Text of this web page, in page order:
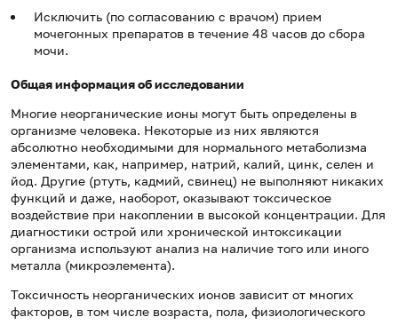
Исключить (по согласованию с врачом) прием
мочегонных препаратов в течение 48 часов до сбора
мочи.
Общая информация об исследовании
Многие неорганические ионы могут быть определены в
организме человека. Некоторые из них являются
абсолютно необходимыми для нормального метаболизма
элементами, как, например, натрий, калий, цинк, селен и
йод. Другие (ртуть, кадмий, свинец) не выполняют никаких
функций и даже, наоборот, оказывают токсическое
воздействие при накоплении в высокой концентрации. Для
диагностики острой или хронической интоксикации
организма используют анализ на наличие того или иного
металла (микроэлемента).
Токсичность неорганических ионов зависит от многих
факторов, в том числе возраста, пола, физиологического